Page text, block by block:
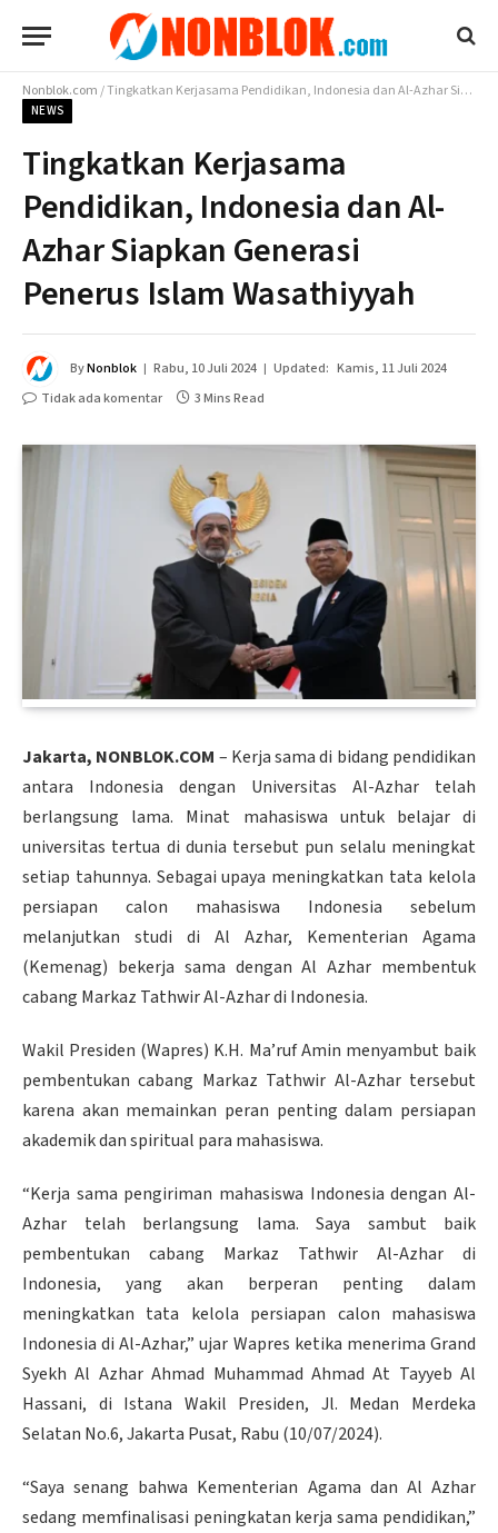
Nonblok.com/Tingkatkan Kerjasama Pendidikan, Indonesia dan Al-Azhar Siapkan Generasi Penerus Islam Wasathiyyah
NEWS
Tingkatkan Kerjasama
Pendidikan, Indonesia dan Al-
Azhar Siapkan Generasi
Penerus Islam Wasathiyyah
ByNonblok Rabu, 10 Juli 2024 Updated: Kamis, 11 Juli 2024
Tidak ada komentar
3 Mins Read
Jakarta, NONBLOK.COM – Kerja sama di bidang pendidikan
antara Indonesia dengan Universitas Al-Azhar telah
berlangsung lama. Minat mahasiswa untuk belajar di
universitas tertua di dunia tersebut pun selalu meningkat
setiap tahunnya. Sebagai upaya meningkatkan tata kelola
persiapan calon mahasiswa Indonesia sebelum
melanjutkan studi di Al Azhar, Kementerian Agama
(Kemenag) bekerja sama dengan Al Azhar membentuk
cabang Markaz Tathwir Al-Azhar di Indonesia.
Wakil Presiden (Wapres) K.H. Ma’ruf Amin menyambut baik
pembentukan cabang Markaz Tathwir Al-Azhar tersebut
karena akan memainkan peran penting dalam persiapan
akademik dan spiritual para mahasiswa.
“Kerja sama pengiriman mahasiswa Indonesia dengan Al-
Azhar telah berlangsung lama. Saya sambut baik
pembentukan cabang Markaz Tathwir Al-Azhar di
Indonesia, yang akan berperan penting dalam
meningkatkan tata kelola persiapan calon mahasiswa
Indonesia di Al-Azhar,” ujar Wapres ketika menerima Grand
Syekh Al Azhar Ahmad Muhammad Ahmad At Tayyeb Al
Hassani, di Istana Wakil Presiden, Jl. Medan Merdeka
Selatan No.6, Jakarta Pusat, Rabu (10/07/2024).
“Saya senang bahwa Kementerian Agama dan Al Azhar
sedang memfinalisasi peningkatan kerja sama pendidikan,”